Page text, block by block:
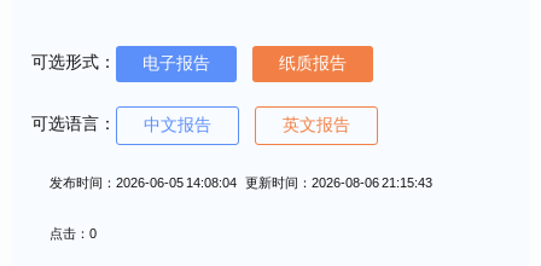
可选形式： 电子报告 纸质报告
可选语言： 中文报告 英文报告
发布时间：2026-06-05 14:08:04 更新时间：2026-08-06 21:15:43
点击：0